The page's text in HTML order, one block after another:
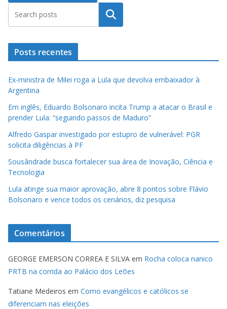
Pesquisar
Posts recentes
Ex-ministra de Milei roga a Lula que devolva embaixador à
Argentina
Em inglês, Eduardo Bolsonaro incita Trump a atacar o Brasil e
prender Lula: “seguindo passos de Maduro”
Alfredo Gaspar investigado por estupro de vulnerável: PGR
solicita diligências à PF
Sousândrade busca fortalecer sua área de Inovação, Ciência e
Tecnologia
Lula atinge sua maior aprovação, abre 8 pontos sobre Flávio
Bolsonaro e vence todos os cenários, diz pesquisa
Comentários
GEORGE EMERSON CORREA E SILVA em Rocha coloca nanico
PRTB na corrida ao Palácio dos Leões
Tatiane Medeiros em Como evangélicos e católicos se
diferenciam nas eleições